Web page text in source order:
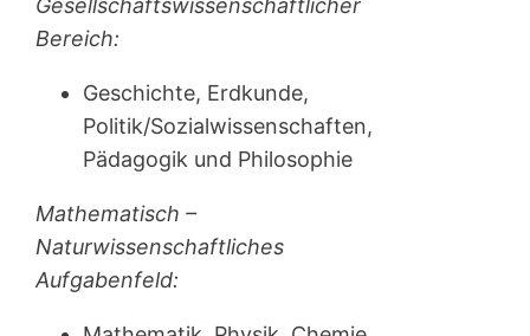
Gesellschaftswissenschaftlicher
Bereich:
Geschichte, Erdkunde,
Politik/Sozialwissenschaften,
Pädagogik und Philosophie
Mathematisch –
Naturwissenschaftliches
Aufgabenfeld: